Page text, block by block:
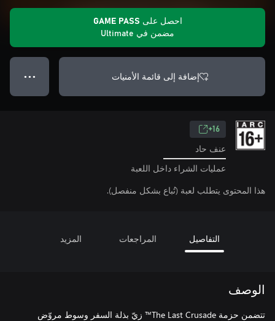
احصل على GAME PASS
مضمن في Ultimate
إضافة إلى قائمة الأمنيات ● ● ●
16+
عنف حاد
عمليات الشراء داخل اللعبة
هذا المحتوى يتطلب لعبة (تُباع بشكل منفصل).
التفاصيل المراجعات المزيد
الوصف
تتضمن حزمة The Last Crusade™ زيّ بذلة السفر وسوط مروّض